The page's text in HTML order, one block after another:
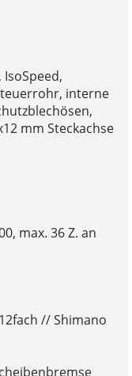
IsoSpeed,
interne
mm Steckachse
max. 36 Z. an
// Shimano